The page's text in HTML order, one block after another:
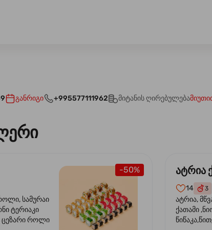
განრიგი +995577111962 მიტანის ღირებულება
-50%
სამურაი
ტერიაკი
ცეზარი როლი
ატრია
14 3
ატრია,
ქათამი